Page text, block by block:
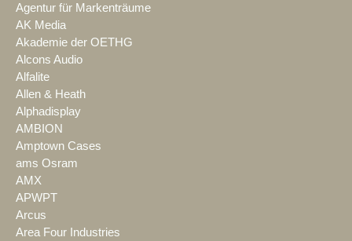
Agentur für Markenträume
AK Media
Akademie der OETHG
Alcons Audio
Alfalite
Allen & Heath
Alphadisplay
AMBION
Amptown Cases
ams Osram
AMX
APWPT
Arcus
Area Four Industries